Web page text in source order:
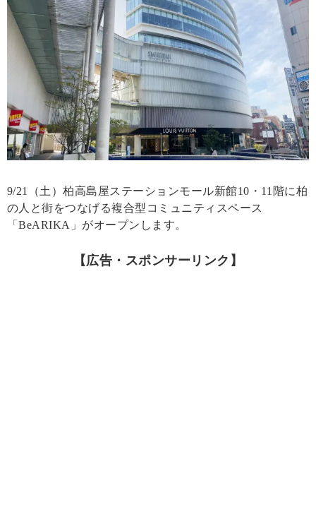
9/21（土）柏高島屋ステーションモール新館10・11階に柏
の人と街をつなげる複合型コミュニティスペース
「BeARIKA」がオープンします。
【広告・スポンサーリンク】